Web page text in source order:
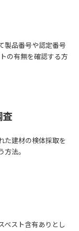
製品番号や認定番号
の有無を確認する方
査
た建材の検体採取を
法。
ベスト含有ありとし